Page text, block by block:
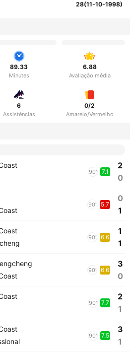
28(11-10-1998)
89.33
Minutes
6.88
Avaliação média
6
Assistências
0/2
Amarelo/Vermelho
90' 7.1
2
0
90' 5.7
0
1
90' 6.6
1
1
90' 6.6
3
0
90' 7.7
2
1
90' 7.5
3
1